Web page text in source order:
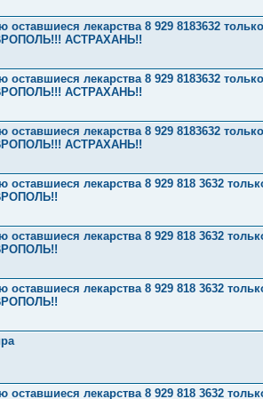
оставшиеся лекарства 8 929 8183632
АСТРАХАНЬ!!
оставшиеся лекарства 8 929 8183632
АСТРАХАНЬ!!
оставшиеся лекарства 8 929 8183632
АСТРАХАНЬ!!
оставшиеся лекарства 8 929 818 3632
оставшиеся лекарства 8 929 818 3632
оставшиеся лекарства 8 929 818 3632
оставшиеся лекарства 8 929 818 3632